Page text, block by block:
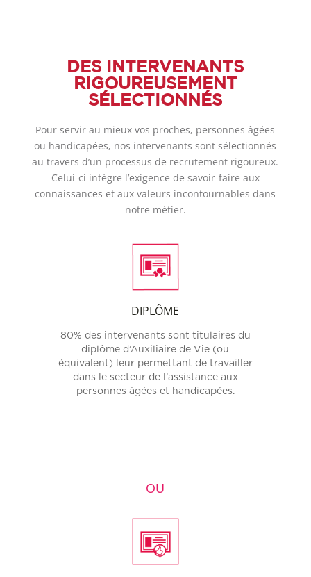
DES INTERVENANTS
RIGOUREUSEMENT
SÉLECTIONNÉS
Pour servir au mieux vos proches, personnes âgées
ou handicapées, nos intervenants sont sélectionnés
au travers d’un processus de recrutement rigoureux.
Celui-ci intègre l’exigence de savoir-faire aux
connaissances et aux valeurs incontournables dans
notre métier.
DIPLÔME
80% des intervenants sont titulaires du
diplôme d’Auxiliaire de Vie (ou
équivalent) leur permettant de travailler
dans le secteur de l’assistance aux
personnes âgées et handicapées.
OU